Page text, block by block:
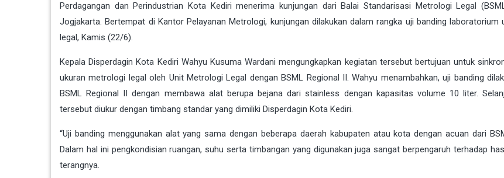
Perdagangan dan Perindustrian Kota Kediri menerima kunjungan dari Balai Standarisasi Metrologi Legal
Jogjakarta. Bertempat di Kantor Pelayanan Metrologi, kunjungan dilakukan dalam rangka uji banding laboratorium
legal, Kamis (22/6).
Kepala Disperdagin Kota Kediri Wahyu Kusuma Wardani mengungkapkan kegiatan tersebut bertujuan untuk
ukuran metrologi legal oleh Unit Metrologi Legal dengan BSML Regional II. Wahyu menambahkan, uji banding
BSML Regional II dengan membawa alat berupa bejana dari stainless dengan kapasitas volume 10 liter.
tersebut diukur dengan timbang standar yang dimiliki Disperdagin Kota Kediri.
“Uji banding menggunakan alat yang sama dengan beberapa daerah kabupaten atau kota dengan acuan dari
Dalam hal ini pengkondisian ruangan, suhu serta timbangan yang digunakan juga sangat berpengaruh terhadap
terangnya.